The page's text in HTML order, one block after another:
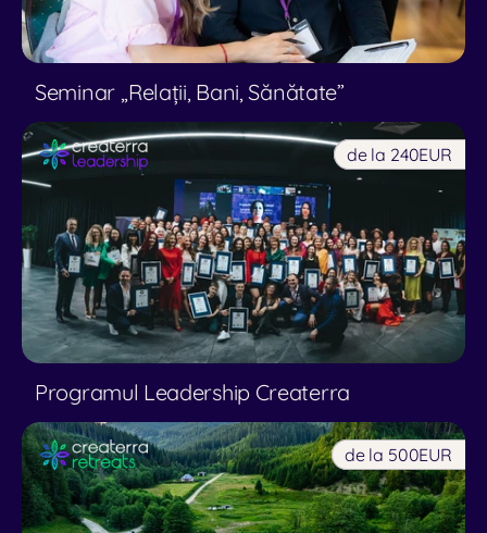
Seminar ,,Relații, Bani, Sănătate”
de la 240EUR
Programul Leadership Createrra
de la 500EUR